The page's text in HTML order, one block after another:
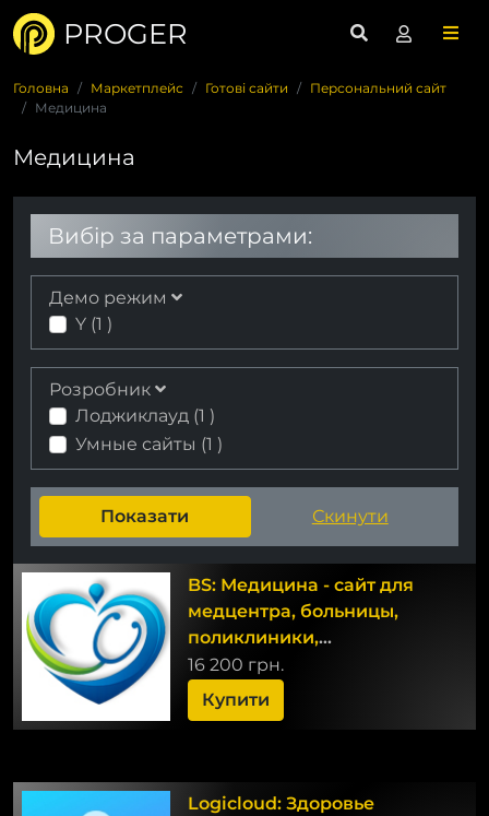
PROGER
Головна Маркетплейс Готові сайти
Персональний сайт
Медицина
Медицина
Вибір за параметрами:
Демо режим
Y (1 )
Розробник
Лоджиклауд (1 )
Умные сайты (1 )
BS: Медицина - сайт для
медцентра, больницы,
поликлиники,
медицинского центра,
медицинских услуг
16 200 грн.
Купити
Logicloud: Здоровье